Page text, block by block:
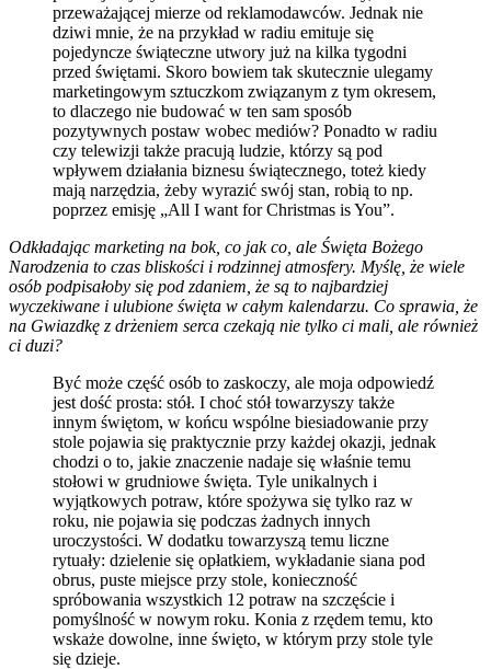
przeważającej mierze od reklamodawców. Jednak nie
dziwi mnie, że na przykład w radiu emituje się
pojedyncze świąteczne utwory już na kilka tygodni
przed świętami. Skoro bowiem tak skutecznie ulegamy
marketingowym sztuczkom związanym z tym okresem,
to dlaczego nie budować w ten sam sposób
pozytywnych postaw wobec mediów? Ponadto w radiu
czy telewizji także pracują ludzie, którzy są pod
wpływem działania biznesu świątecznego, toteż kiedy
mają narzędzia, żeby wyrazić swój stan, robią to np.
poprzez emisję „All I want for Christmas is You”.
Odkładając marketing na bok, co jak co, ale Święta Bożego
Narodzenia to czas bliskości i rodzinnej atmosfery. Myślę, że wiele
osób podpisałoby się pod zdaniem, że są to najbardziej
wyczekiwane i ulubione święta w całym kalendarzu. Co sprawia, że
na Gwiazdkę z drżeniem serca czekają nie tylko ci mali, ale również
ci duzi?
Być może część osób to zaskoczy, ale moja odpowiedź
jest dość prosta: stół. I choć stół towarzyszy także
innym świętom, w końcu wspólne biesiadowanie przy
stole pojawia się praktycznie przy każdej okazji, jednak
chodzi o to, jakie znaczenie nadaje się właśnie temu
stołowi w grudniowe święta. Tyle unikalnych i
wyjątkowych potraw, które spożywa się tylko raz w
roku, nie pojawia się podczas żadnych innych
uroczystości. W dodatku towarzyszą temu liczne
rytuały: dzielenie się opłatkiem, wykładanie siana pod
obrus, puste miejsce przy stole, konieczność
spróbowania wszystkich 12 potraw na szczęście i
pomyślność w nowym roku. Konia z rzędem temu, kto
wskaże dowolne, inne święto, w którym przy stole tyle
się dzieje.